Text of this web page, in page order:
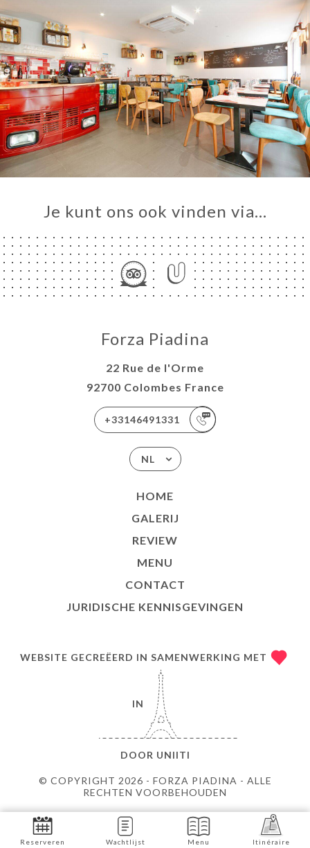
Je kunt ons ook vinden via…
Forza Piadina
22 Rue de l'Orme
92700 Colombes France
+33146491331
NL
HOME
GALERIJ
REVIEW
MENU
CONTACT
JURIDISCHE KENNISGEVINGEN
© COPYRIGHT 2026 - FORZA PIADINA - ALLE
RECHTEN VOORBEHOUDEN
WEBSITE GECREËERD IN SAMENWERKING MET
IN
DOOR UNIITI
Reserveren Wachtlijst Menu Itinéraire